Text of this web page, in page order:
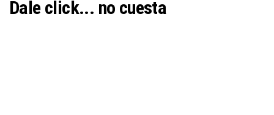
Dale click... no cuesta